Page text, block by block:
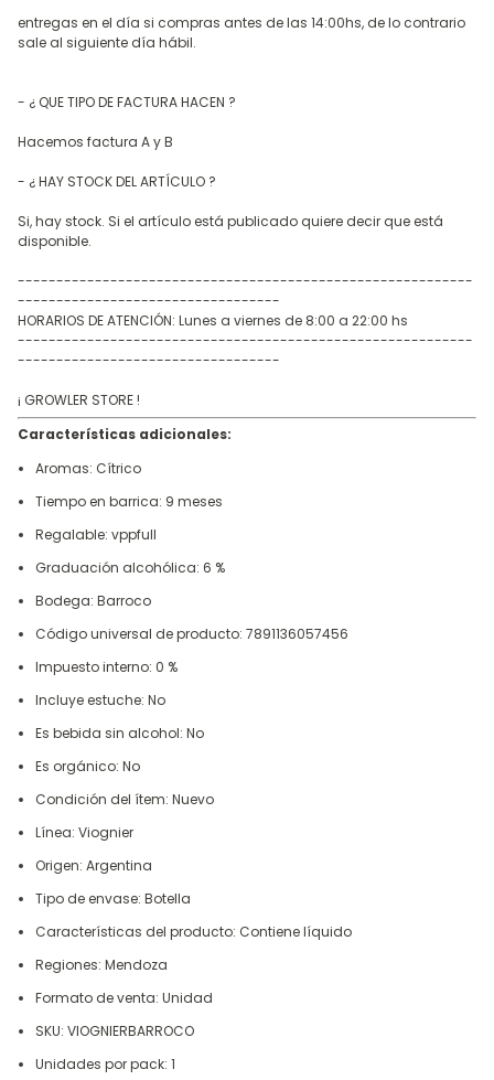
entregas en el día si compras antes de las 14:00hs, de lo contrario
sale al siguiente día hábil.
- ¿ QUE TIPO DE FACTURA HACEN ?
Hacemos factura A y B
- ¿ HAY STOCK DEL ARTÍCULO ?
Si, hay stock. Si el artículo está publicado quiere decir que está
disponible.
-----------------------------------------------------------
----------------------------------
HORARIOS DE ATENCIÓN: Lunes a viernes de 8:00 a 22:00 hs
-----------------------------------------------------------
----------------------------------
¡ GROWLER STORE !
Características adicionales:
Aromas: Cítrico
Tiempo en barrica: 9 meses
Regalable: vppfull
Graduación alcohólica: 6 %
Bodega: Barroco
Código universal de producto: 7891136057456
Impuesto interno: 0 %
Incluye estuche: No
Es bebida sin alcohol: No
Es orgánico: No
Condición del ítem: Nuevo
Línea: Viognier
Origen: Argentina
Tipo de envase: Botella
Características del producto: Contiene líquido
Regiones: Mendoza
Formato de venta: Unidad
SKU: VIOGNIERBARROCO
Unidades por pack: 1